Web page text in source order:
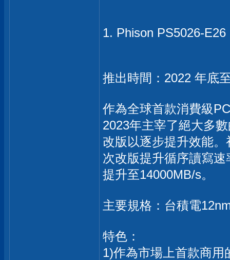
1. Phison PS5026-E26
推出時間：2022 年底
作為全球首款消費級
2023年主宰了絕大多
改版以逐步提升效能
次改版提升循序讀寫
提升至14000MB/s。
主要規格：台積電
特色：
1)作為市場上首款商